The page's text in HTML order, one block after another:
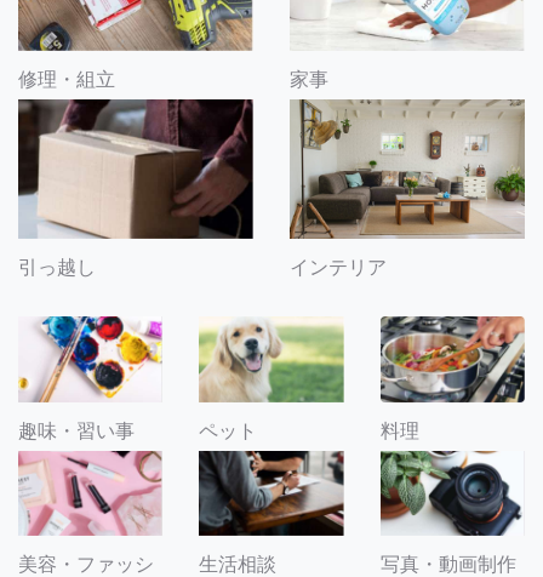
修理・組立 家事
引っ越し インテリア
趣味・習い事 ペット 料理
美容・ファッシ
生活相談 写真・動画制作